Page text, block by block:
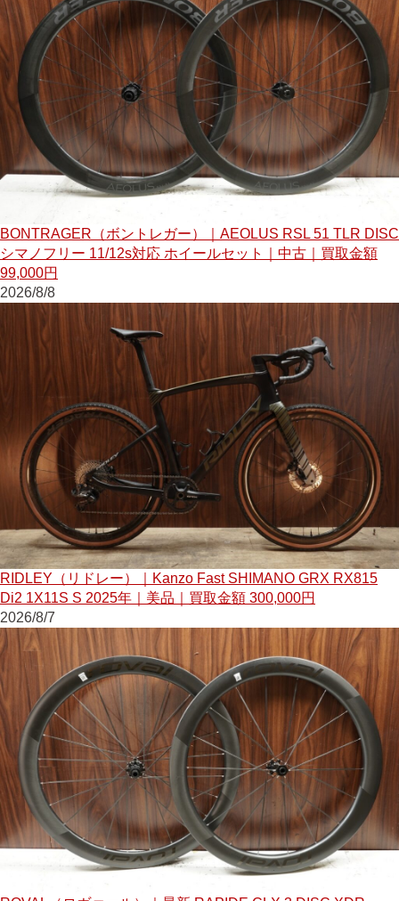
BONTRAGER（ボントレガー）｜AEOLUS RSL 51 TLR DISC
シマノフリー 11/12s対応 ホイールセット｜中古｜買取金額
99,000円
2026/8/8
RIDLEY（リドレー）｜Kanzo Fast SHIMANO GRX RX815
Di2 1X11S S 2025年｜美品｜買取金額 300,000円
2026/8/7